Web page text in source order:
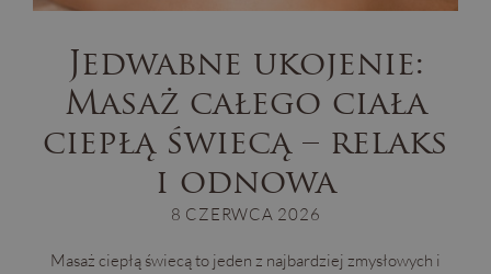
Jedwabne ukojenie:
Masaż całego ciała
ciepłą świecą – relaks
i odnowa
8 CZERWCA 2026
Masaż ciepłą świecą to jeden z najbardziej zmysłowych i